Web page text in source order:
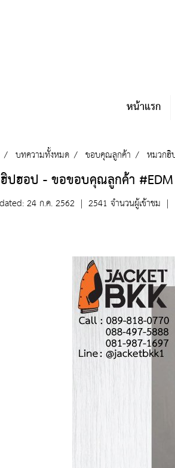
หน้าแรก
บทความทั้งหมด ขอบคุณลูกค้า หมวกฮิ
ปฮอป - ขอขอบคุณลูกค้า #EDM
24 ก.ค. 2562 | 2541 จำนวนผู้เข้าชม |